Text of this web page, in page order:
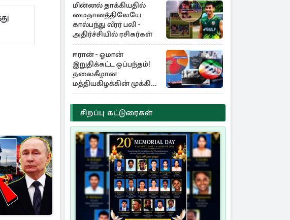
மின்னல் தாக்கியதில்
மைதானத்திலேயே
கால்பந்து வீரர் பலி -
அதிர்ச்சியில் ரசிகர்கள்
ஈரான் - ஓமான்
இறுதிக்கட்ட ஒப்பந்தம்!
தலைகீழான
மத்தியகிழக்கின் முக்கிய
பங்கு குறியீடுகள்
சிறப்பு கட்டுரைகள்